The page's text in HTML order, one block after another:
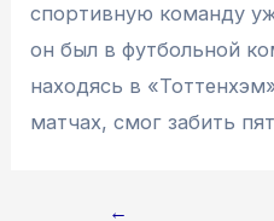
спортивную команду
он был в футбольной
находясь в
матчах, смог забить
←